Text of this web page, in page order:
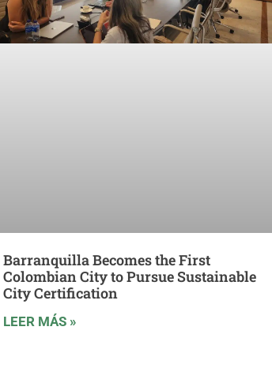
Barranquilla Becomes the First
Colombian City to Pursue Sustainable
City Certification
LEER MÁS »